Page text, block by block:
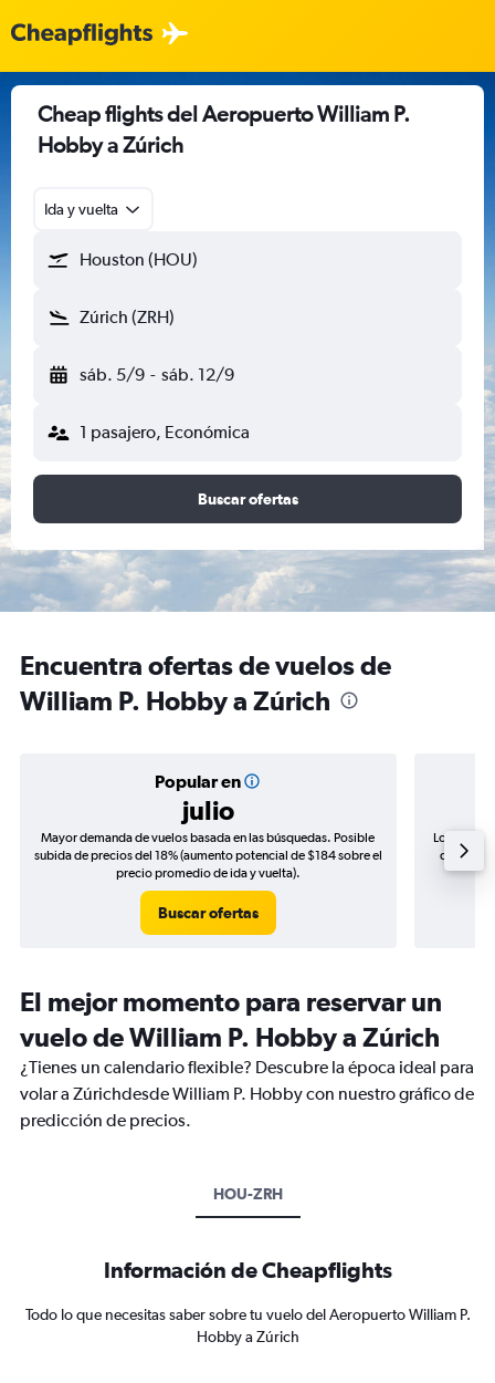
Cheap flights del Aeropuerto William P.
Hobby a Zúrich
Ida y vuelta
Houston (HOU)
Zúrich (ZRH)
sáb. 5/9 - sáb. 12/9
1 pasajero, Económica
Buscar ofertas
Encuentra ofertas de vuelos de
William P. Hobby a Zúrich
Popular en
julio
Mayor demanda de vuelos basada en las búsquedas. Posible
subida de precios del 18% (aumento potencial de $184 sobre el
precio promedio de ida y vuelta).
Buscar ofertas
Los
de
El mejor momento para reservar un
vuelo de William P. Hobby a Zúrich
¿Tienes un calendario flexible? Descubre la época ideal para
volar a Zúrichdesde William P. Hobby con nuestro gráfico de
predicción de precios.
HOU-ZRH
Información de Cheapflights
Todo lo que necesitas saber sobre tu vuelo del Aeropuerto William P.
Hobby a Zúrich